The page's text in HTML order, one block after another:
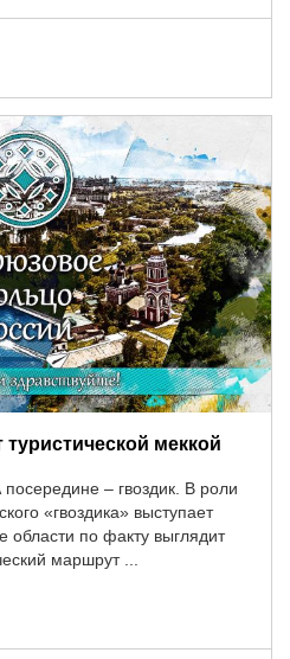
меккой
– гвоздик. В роли
«гвоздика» выступает
области по факту выглядит
маршрут ...